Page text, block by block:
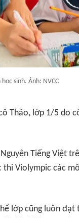
sinh. Ảnh: NVCC
Thảo, lớp 1/5 do
Tiếng Việt
Violympic các
lớp cũng luôn đạt